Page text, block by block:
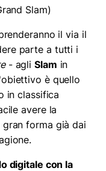
Slam)
il via il
parte a tutti i
- agliSlam in
è quello
in classifica
avere la
forma già dai
digitale con la